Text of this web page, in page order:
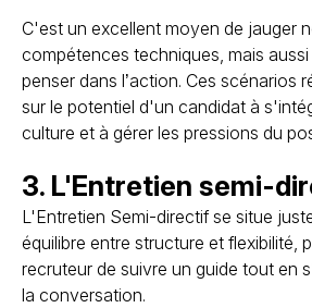
C'est un excellent moyen de jauger
compétences techniques, mais
penser dans l’action. Ces scénarios
sur le potentiel d'un candidat à
culture et à gérer les pressions du
3. L'Entretien semi-
L'Entretien Semi-directif se situe
équilibre entre structure et flexibilité,
recruteur de suivre un guide tout en
la conversation.